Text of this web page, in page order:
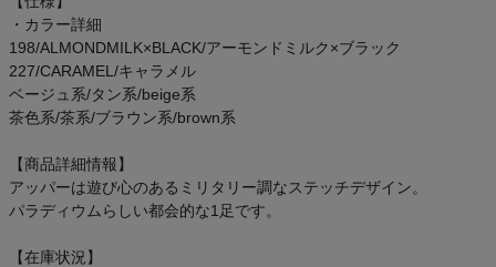
ご利用ガイド
クーポン一覧
商品レビュー
プロテイン・サプリメントまとめ買い
アウトレットセール
・カラー詳細
198/ALMONDMILK×BLACK/アーモンドミルク×ブラック
227/CARAMEL/キャラメル
ベージュ系/タン系/beige系
茶色系/茶系/ブラウン系/brown系
【商品詳細情報】
アッパーは遊び心のあるミリタリー調なステッチデザイン。
パラディウムらしい都会的な1足です。
【在庫状況】